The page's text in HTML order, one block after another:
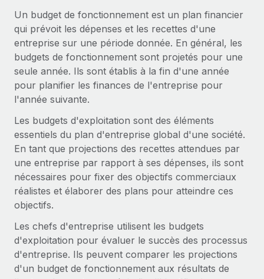
Gestion des freelances
Intégrez et gérez vos freelances partout dans le monde
PEO
Sous-traitez les opérations complexes liées à l’emploi
Intégration Remote
Intégrez vos RH aux flux de travail en toute simplicité
Plateforme
Des fonctions RH clés intégrées pour votre équipe
Connecter
Intégrations
Rationalisez vos processus avec des outils essentiels
Examinez notre service par rapport aux autres
CROISSANCE
Start-ups
Des solutions agiles et internationales pour les RH et la
Entreprises intermédiaires
Développez vos équipes avec des solutions RH sur
mesure
Entreprise
Les RH à l’international pour les grandes entreprises
TRAVAILLONS ENSEMBLE
Partenaires stratégiques de la tech
Intégrez les RH à l’international de manière flexible
pays
Calculateur de paiement des freelances
Découvrez les devises disponibles et les vitesses de
paiement pour vos freelances internationaux
APPRENDRE AVEC REMOTE
Recherche et guides
Études de cas
Glossaire RH
Checklists et modèles
Webinaires
Événements
Nederlands
Français
Italiano
Português (Portugal)
日本語
한국어
中文（简体）
Connexion
Un budget de fonctionnement est un plan financier
qui prévoit les dépenses et les recettes d'une
entreprise sur une période donnée. En général, les
budgets de fonctionnement sont projetés pour une
seule année. Ils sont établis à la fin d'une année
pour planifier les finances de l'entreprise pour
l'année suivante.
Les budgets d'exploitation sont des éléments
essentiels du plan d'entreprise global d'une société.
En tant que projections des recettes attendues par
une entreprise par rapport à ses dépenses, ils sont
nécessaires pour fixer des objectifs commerciaux
réalistes et élaborer des plans pour atteindre ces
objectifs.
Les chefs d'entreprise utilisent les budgets
d'exploitation pour évaluer le succès des processus
d'entreprise. Ils peuvent comparer les projections
d'un budget de fonctionnement aux résultats de